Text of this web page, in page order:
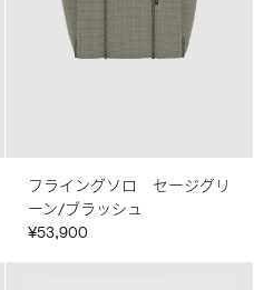
フライングソロ セージグリ
ーン/ブラッシュ
¥53,900